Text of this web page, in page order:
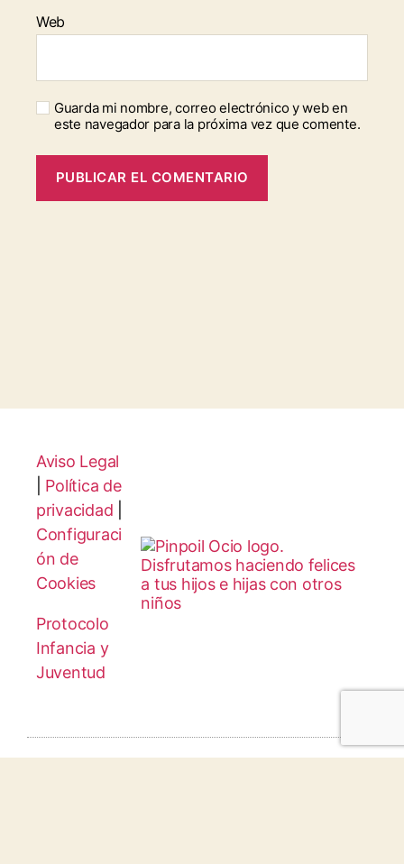
Web
Guarda mi nombre, correo electrónico y web en
este navegador para la próxima vez que comente.
Aviso Legal
Política de
privacidad
Configuraci
ón de
Cookies
Protocolo
Infancia y
Juventud